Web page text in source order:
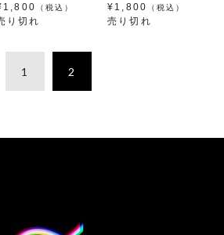
（税込）
り切れ
¥1,800
（税込）
売り切れ
1 2